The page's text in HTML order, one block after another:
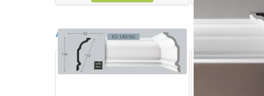
Аналоги